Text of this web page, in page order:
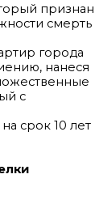
признан
смерть
города
нанеся
с
срок 10 лет